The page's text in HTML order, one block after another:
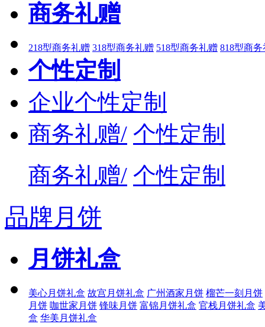
商务礼赠
218型商务礼赠 318型商务礼赠 518型商务礼赠 818型商务
个性定制
企业个性定制
商务礼赠/ 个性定制
商务礼赠/ 个性定制
品牌月饼
月饼礼盒
美心月饼礼盒 故宫月饼礼盒 广州酒家月饼 榴芒一刻月饼
月饼 咖世家月饼 锋味月饼 富锦月饼礼盒 官栈月饼礼盒
盒 华美月饼礼盒